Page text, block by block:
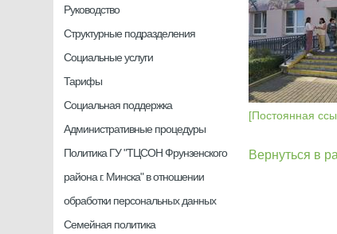
Руководство
Структурные подразделения
Социальные услуги
Тарифы
Социальная поддержка
Административные процедуры
Политика ГУ "ТЦСОН Фрунзенского
района г. Минска" в отношении
обработки персональных данных
Семейная политика
[Постоянная
Вернуться в